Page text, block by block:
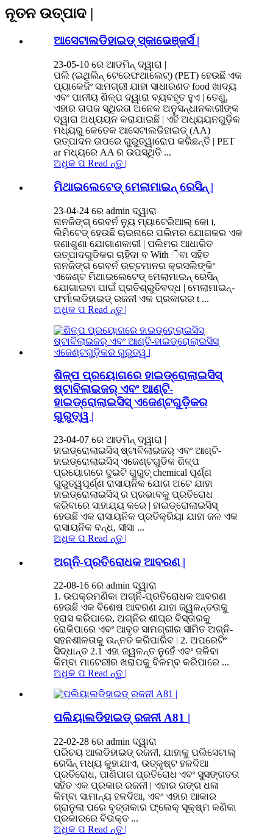
ନୂତନ ଉତ୍ପାଦ |
ଆସେଟାଲଡିହାଇଡ୍ ସ୍କାଭେଞ୍ଜର୍ସ |
23-05-10 ରେ ଆଡମିନ୍ ଦ୍ୱାରା |
ପଲି (ଇଥିଲିନ୍ ଟେରେଫଥାଲେଟ୍) (PET) ହେଉଛି ଏକ
ପ୍ୟାକେଜିଂ ସାମଗ୍ରୀ ଯାହା ସାଧାରଣତ food ଖାଦ୍ୟ
ଏବଂ ପାନୀୟ ଶିଳ୍ପ ଦ୍ୱାରା ବ୍ୟବହୃତ ହୁଏ | ତେଣୁ,
ଏହାର ତାପଜ ସ୍ଥିରତା ଅନେକ ଅନୁସନ୍ଧାନକାରୀଙ୍କ
ଦ୍ୱାରା ଅଧ୍ୟୟନ କରାଯାଇଛି | ଏହି ଅଧ୍ୟୟନଗୁଡ଼ିକ
ମଧ୍ୟରୁ କେତେକ ଆସେଟାଲଡିହାଇଡ୍ (AA)
ଉତ୍ପାଦନ ଉପରେ ଗୁରୁତ୍ୱାରୋପ କରିଛନ୍ତି | PET
ar ମଧ୍ୟରେ AA ର ​​ଉପସ୍ଥିତି ...
ଅଧିକ ପ Read ନ୍ତୁ |
ମିଥାଇଲେଟେଡ୍ ମେଲାମାଇନ୍ ରେସିନ୍ |
23-04-24 ରେ admin ଦ୍ୱାରା
ନାନଜିଙ୍ଗ୍ ରେବର୍ନ ନ୍ୟୁ ମ୍ୟାଟେରିଆଲ୍ କୋ।,
ଲିମିଟେଡ୍ ହେଉଛି ଚାଇନାରେ ପଲିମର ଯୋଗକର ଏକ
ଜଣାଶୁଣା ଯୋଗାଣକାରୀ | ପଲିମର ଆଧାରିତ
ଉତ୍ପାଦଗୁଡିକର ଚାହିଦା ବ With ିବା ସହିତ
ନାନଜିଙ୍ଗ ରେବର୍ନ ଉଚ୍ଚମାନର କ୍ରସଲିଙ୍କିଂ
ଏଜେଣ୍ଟ ମିଥାଇଲେଟେଡ୍ ମେଲାମାଇନ୍ ରେସିନ୍
ଯୋଗାଇବା ପାଇଁ ପ୍ରତିଶ୍ରୁତିବଦ୍ଧ | ମେଲାମାଇନ୍-
ଫର୍ମାଲଡିହାଇଡ୍ ରଜନୀ ଏକ ପ୍ରକାରର t ...
ଅଧିକ ପ Read ନ୍ତୁ |
ଶିଳ୍ପ ପ୍ରୟୋଗରେ ହାଇଡ୍ରୋଲାଇସିସ୍
ଷ୍ଟାବିଲାଇଜର୍ ଏବଂ ଆଣ୍ଟି-
ହାଇଡ୍ରୋଲାଇସିସ୍ ଏଜେଣ୍ଟଗୁଡ଼ିକର
ଗୁରୁତ୍ୱ |
23-04-07 ରେ ଆଡମିନ୍ ଦ୍ୱାରା |
ହାଇଡ୍ରୋଲାଇସିସ୍ ଷ୍ଟାବିଲାଇଜର୍ ଏବଂ ଆଣ୍ଟି-
ହାଇଡ୍ରୋଲାଇସିସ୍ ଏଜେଣ୍ଟଗୁଡିକ ଶିଳ୍ପ
ପ୍ରୟୋଗରେ ଦୁଇଟି ଗୁରୁତ୍ chemical ପୂର୍ଣ୍ଣ
ଗୁରୁତ୍ୱପୂର୍ଣ୍ଣ ରାସାୟନିକ ଯୋଗ ଅଟେ ଯାହା
ହାଇଡ୍ରୋଲାଇସିସ୍ ର ପ୍ରଭାବକୁ ପ୍ରତିରୋଧ
କରିବାରେ ସାହାଯ୍ୟ କରେ | ହାଇଡ୍ରୋଲାଇସିସ୍
ହେଉଛି ଏକ ରାସାୟନିକ ପ୍ରତିକ୍ରିୟା ଯାହା ଜଳ ଏକ
ରାସାୟନିକ ବନ୍ଧ, ସୀସା ...
ଅଧିକ ପ Read ନ୍ତୁ |
ଅଗ୍ନି-ପ୍ରତିରୋଧକ ଆବରଣ |
22-08-16 ରେ admin ଦ୍ୱାରା
1. ଉପକ୍ରମଣିକା ଅଗ୍ନି-ପ୍ରତିରୋଧକ ଆବରଣ
ହେଉଛି ଏକ ବିଶେଷ ଆବରଣ ଯାହା ଜ୍ୱଳନ୍ତତାକୁ
ହ୍ରାସ କରିପାରେ, ଅଗ୍ନିର ଶୀଘ୍ର ବିସ୍ତାରକୁ
ରୋକିପାରେ ଏବଂ ଆବୃତ ସାମଗ୍ରୀର ସୀମିତ ଅଗ୍ନି-
ସହନଶୀଳତାକୁ ଉନ୍ନତ କରିପାରିବ | 2. ଅପରେଟିଂ
ସିଦ୍ଧାନ୍ତ 2.1 ଏହା ଜ୍ୱଳନ୍ତ ନୁହେଁ ଏବଂ ଜଳିବା
କିମ୍ବା ମାଟେରୀର ଖରାପକୁ ବିଳମ୍ବ କରିପାରେ ...
ଅଧିକ ପ Read ନ୍ତୁ |
ପଲିୟାଲଡିହାଇଡ୍ ରଜନୀ A81 |
22-02-28 ରେ admin ଦ୍ୱାରା
ପରିଚୟ ଆଲଡିହାଇଡ୍ ରଜନୀ, ଯାହାକୁ ପଲିସେଟାଲ୍
ରେସିନ୍ ମଧ୍ୟ କୁହାଯାଏ, ଉତ୍କୃଷ୍ଟ ହଳଦିଆ
ପ୍ରତିରୋଧ, ପାଣିପାଗ ପ୍ରତିରୋଧ ଏବଂ ସୁସଙ୍ଗତତା
ସହିତ ଏକ ପ୍ରକାର ରଜନୀ | ଏହାର ରଙ୍ଗ ଧଳା
କିମ୍ବା ସାମାନ୍ୟ ହଳଦିଆ, ଏବଂ ଏହାର ଆକାର
ଗ୍ରାନୁଲା ପରେ ବୃତ୍ତାକାର ଫ୍ଲେକ୍ ସୂକ୍ଷ୍ମ କଣିକା
ପ୍ରକାରରେ ବିଭକ୍ତ ...
ଅଧିକ ପ Read ନ୍ତୁ |